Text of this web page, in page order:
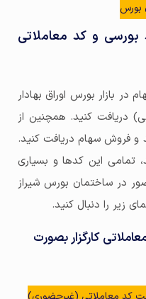
بورس
و کد معاملاتی
بازار بورس اوراق بهادار
دریافت کنید. همچنین از
و فروش سهام دریافت کنید.
تمامی این کدها و بسیاری
در ساختمان بورس شیراز
زیر را دنبال کنید.
کارگزار بصورت